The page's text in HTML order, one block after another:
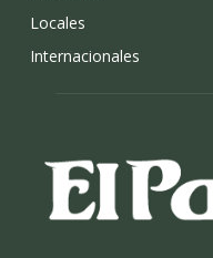
Locales
Internacionales